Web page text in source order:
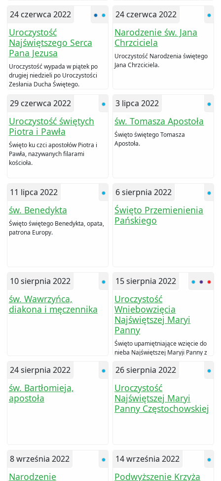
czterech ołtarzy.
24 czerwca 2022
Uroczystość
Najświętszego Serca
Pana Jezusa
Uroczystość wypada w piątek po
drugiej niedzieli po Uroczystości
Zesłania Ducha Świętego.
24 czerwca 2022
Narodzenie św. Jana
Chrzciciela
Uroczystość Narodzenia świętego
Jana Chrzciciela.
29 czerwca 2022
Uroczystość świętych
Piotra i Pawła
Święto ku czci apostołów Piotra i
Pawła, nazywanych filarami
kościoła.
3 lipca 2022
św. Tomasza Apostoła
Święto świętego Tomasza
Apostoła.
11 lipca 2022
św. Benedykta
Święto świętego Benedykta, opata,
patrona Europy.
6 sierpnia 2022
Święto Przemienienia
Pańskiego
10 sierpnia 2022
św. Wawrzyńca,
diakona i męczennika
15 sierpnia 2022
Uroczystość
Wniebowzięcia
Najświętszej Maryi
Panny
Święto upamiętniające wzięcie do
nieba Najświętszej Maryji Panny z
jako Święto Matki Boskiej Zielnej.
24 sierpnia 2022
św. Bartłomieja,
apostoła
26 sierpnia 2022
Uroczystość
Najświętszej Maryi
Panny Częstochowskiej
8 września 2022
Narodzenie
14 września 2022
Podwyższenie Krzyża